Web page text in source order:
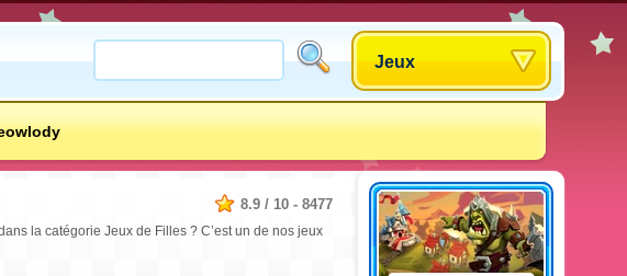
Jeux
8.9 / 10 - 8477
la catégorie Jeux de Filles ? C’est un de nos jeux